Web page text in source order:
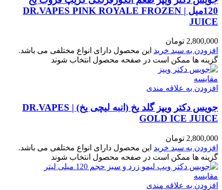
120میل | DR.VAPES PINK ROYALE FROZEN
JUICE
2,800,000 تومان
افزودن به سبد خرید این محصول دارای انواع مختلفی می باشد.
گزینه ها ممکن است در صفحه محصول انتخاب شوند
مقایسه
افزودن به علاقه مندی
جویس دکتر ویپز گلد یخ (انبه لیچی یخ) | DR.VAPES
GOLD ICE JUICE
2,800,000 تومان
افزودن به سبد خرید این محصول دارای انواع مختلفی می باشد.
گزینه ها ممکن است در صفحه محصول انتخاب شوند
مقایسه
افزودن به علاقه مندی